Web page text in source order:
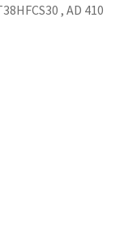
, AD 410